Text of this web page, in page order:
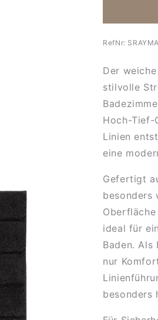
breiten
Ray
RefNr:
Der
stilvolle
Hoch-Tief-
Linien
eine
Gefertigt
besonders
ideal für
Baden.Als
nur
besonders